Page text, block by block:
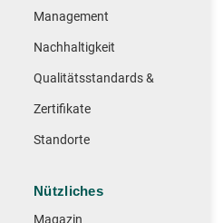
Management
Nachhaltigkeit
Qualitätsstandards &
Zertifikate
Standorte
Nützliches
Magazin